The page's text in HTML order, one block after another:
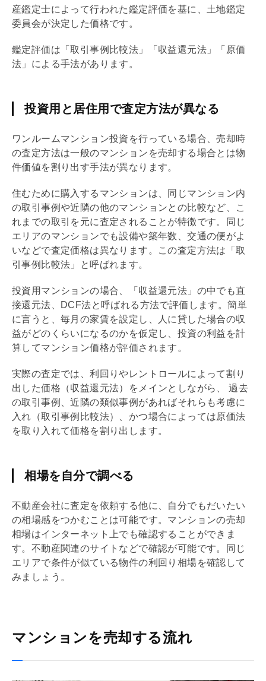
産鑑定士によって行われた鑑定評価を基に、土地鑑定
委員会が決定した価格です。
鑑定評価は「取引事例比較法」「 収益還元法 」「原価
法」による手法があります。
投資用と居住用で査定方法が異なる
ワンルームマンション投資を行っている場合、売却時
の査定方法は一般のマンションを売却する場合とは物
件価値を割り出す手法が異なります。
住むために購入するマンションは、同じマンション内
の取引事例や近隣の他のマンションとの比較など、こ
れまでの取引を元に査定されることが特徴です。同じ
エリアのマンションでも設備や築年数
、交通の便がよ
いなどで査定価格は異なります。この査定方法は「取
引事例比較法」と呼ばれます。
投資用マンションの場合、「 収益還元法 」の中でも直
接還元法、DCF法と呼ばれる方法で評価します。簡単
に言うと、毎月の家賃を設定し、人に貸した場合の収
益がどのくらいになるのかを仮定し、投資の利益を計
算してマンション価格が評価されます。
実際の査定では、利回りやレントロールによって割り
出した価格（収益還元法）をメインとしながら、 過去
の取引事例、近隣の類似事例があればそれらも考慮に
入れ（取引事例比較法）、かつ場合によっては原価法
を取り入れて価格を割り出します。
相場を自分で調べる
不動産会社に査定を依頼する他に、自分でもだいたい
の相場感をつかむことは可能です。マンションの売却
相場はインターネット上でも確認することができま
す。不動産関連のサイトなどで確認が可能です。同じ
エリアで条件が似ている物件の利回り 相場を確認して
みましょう。
マンションを売却する流れ